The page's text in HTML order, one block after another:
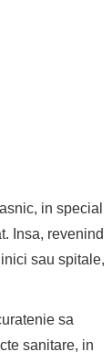
in special
Insa, revenind
sau spitale,
sa
sanitare, in